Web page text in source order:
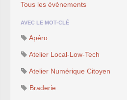
Tous les évènements
AVEC LE MOT-CLÉ
Apéro
Atelier Local-Low-Tech
Atelier Numérique Citoyen
Braderie